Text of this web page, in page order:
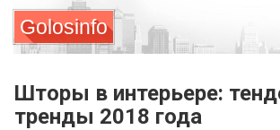
Golosinfo
Шторы в интерьере:
тренды 2018 года